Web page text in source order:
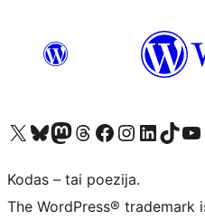
Visit our X (formerly Twitter) account
Apsilankykite mūsų Bluesky paskyroje
Visit our Mastodon account
Apsilankykite mūsų Threads paskyroje
Visit our Facebook page
Visit our Instagram account
Visit our LinkedIn
Apsilankykite
Visit
Kodas – tai poezija.
The WordPress® trademark